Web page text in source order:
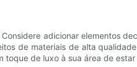
adicionar elementos
de materiais de alta
toque de luxo à sua área de estar